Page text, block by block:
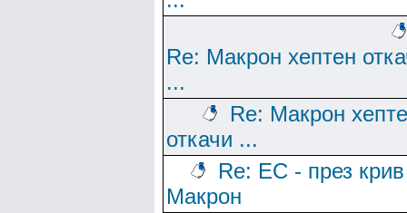
Re: Макрон хептен
...
Re: Макрон
откачи ...
Re: ЕС - през крив
Макрон